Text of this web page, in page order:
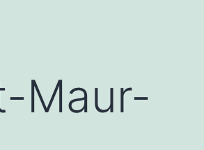
Maur-